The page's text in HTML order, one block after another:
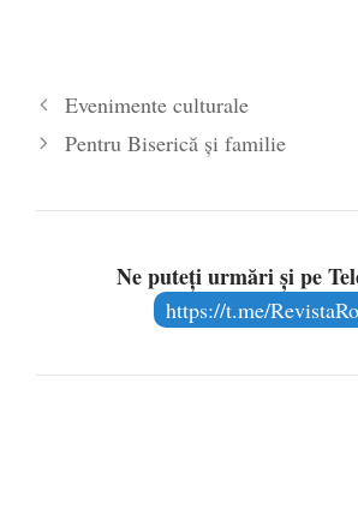
Evenimente culturale
Pentru Biserică şi familie
Ne puteți urmări și pe
https://t.me/